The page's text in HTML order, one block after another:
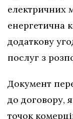
електричних
енергетична
додаткову
послуг з
Документ
до договору,
точок